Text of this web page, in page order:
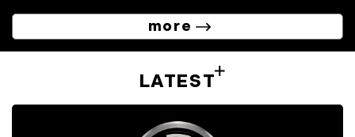
more
LATEST